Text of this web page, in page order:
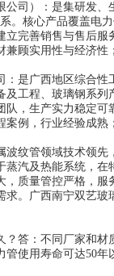
公司）：是集研发
。核心产品覆盖电
立完善销售与售后
兼顾实用性与经济
：是广西地区综合
及工程、玻璃钢系
队，生产实力稳定
例，行业经验成熟
纹管领域技术领
蒸汽及热能系统，
质量管控严格，
求。广西南宁双艺
？答：不同厂家和
管使用寿命可达50